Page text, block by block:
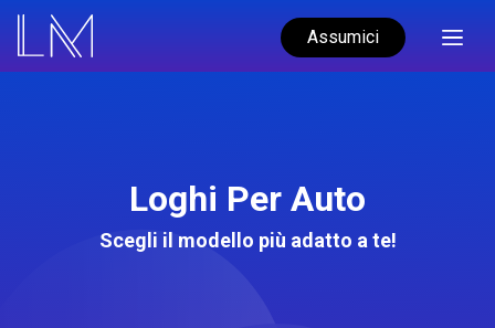
Assumici
Loghi Per Auto
Scegli il modello più adatto a te!